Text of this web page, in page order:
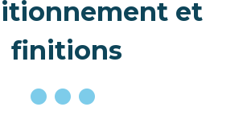
et
finitions